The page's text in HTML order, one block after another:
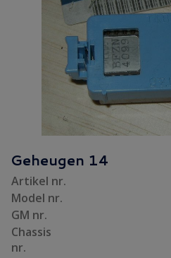
Geheugen 14
Artikel nr.
Model nr.
GM nr.
Chassis
nr.